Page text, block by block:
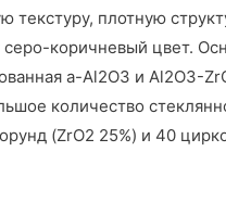
плотную
коричневый цвет.
a-Al2O3 и Al2O3-
количество
(ZrO2 25%) и 40